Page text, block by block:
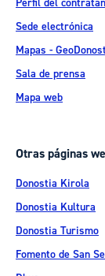
Perfil del
Sede electrónica
Mapas -
Sala de prensa
Mapa web
Otras páginas
Donostia Kirola
Donostia Kultura
Donostia Turismo
Fomento de San